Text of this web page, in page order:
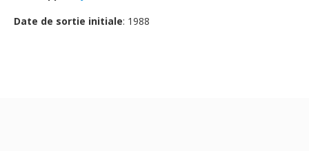
Date de sortie initiale: 1988